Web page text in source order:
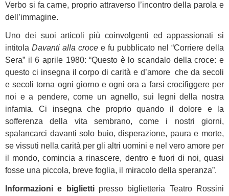
Verbo si fa carne, proprio attraverso l’incontro della parola e
dell’immagine.
Uno dei suoi articoli più coinvolgenti ed appassionati si
intitola Davanti alla croce e fu pubblicato nel “Corriere della
Sera” il 6 aprile 1980: “Questo è lo scandalo della croce: e
questo ci insegna il corpo di carità e d’amore che da secoli
e secoli torna ogni giorno e ogni ora a farsi crocifiggere per
noi e a pendere, come un agnello, sui legni della nostra
infamia. Ci insegna che proprio quando il dolore e la
sofferenza della vita sembrano, come i nostri giorni,
spalancarci davanti solo buio, disperazione, paura e morte,
se vissuti nella carità per gli altri uomini e nel vero amore per
il mondo, comincia a rinascere, dentro e fuori di noi, quasi
fosse una piccola, breve foglia, il miracolo della speranza”.
Informazioni e bigliettipresso biglietteria Teatro Rossini